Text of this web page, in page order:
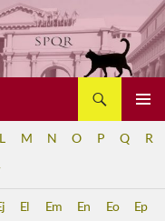
L M N O P Q R
El Em En Eo Ep